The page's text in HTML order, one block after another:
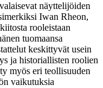
näyttelijöiden
Iwan Rheon,
rooleistaan
tuomaansa
keskittyvät usein
ja historiallisten roolien
myös eri teollisuuden
vaikutuksia